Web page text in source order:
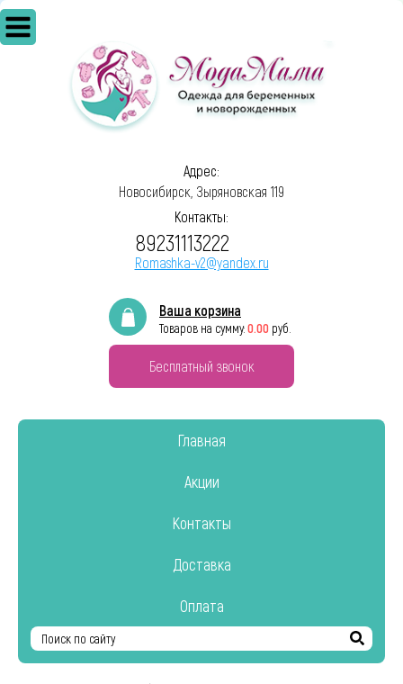
Адрес:
Новосибирск, Зыряновская 119
Контакты:
89231113222
Romashka-v2@yandex.ru
Ваша корзина
Товаров на сумму:0.00 руб.
Бесплатный звонок
Главная
Акции
Контакты
Доставка
Оплата
Найти